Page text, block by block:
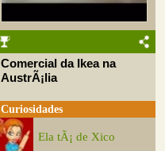
Comercial da Ikea na
AustrÃ¡lia
Curiosidades
Ela tÃ¡ de Xico